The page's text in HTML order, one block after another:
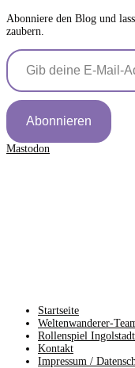
Abonniere den Blog und
zaubern.
Gib deine E-Mail-Adresse ein ...
Abonnieren
Mastodon
Startseite
Weltenwanderer-
Rollenspiel Ingolstadt
Kontakt
Impressum /